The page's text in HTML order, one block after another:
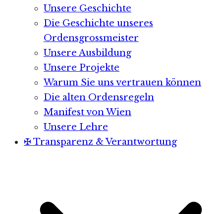
Unsere Geschichte
Die Geschichte unseres
Ordensgrossmeister
Unsere Ausbildung
Unsere Projekte
Warum Sie uns vertrauen können
Die alten Ordensregeln
Manifest von Wien
Unsere Lehre
✠ Transparenz & Verantwortung